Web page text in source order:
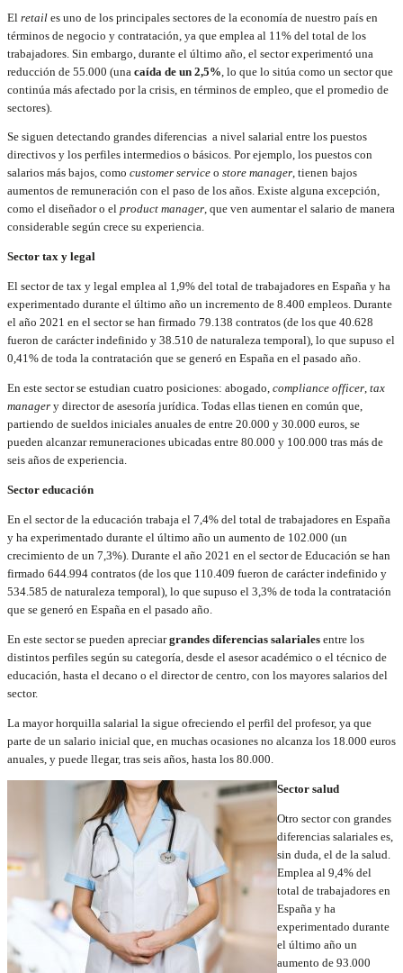
El retail es uno de los principales sectores de la economía de nuestro país en
términos de negocio y contratación, ya que emplea al 11% del total de los
trabajadores. Sin embargo, durante el último año, el sector experimentó una
reducción de 55.000 (una caída de un 2,5% , lo que lo sitúa como un sector que
continúa más afectado por la crisis, en términos de empleo, que el promedio de
sectores).
Se siguen detectando grandes diferencias a nivel salarial entre los puestos
directivos y los perfiles intermedios o básicos. Por ejemplo, los puestos con
salarios más bajos, como customer service o store manager, tienen bajos
aumentos de remuneración con el paso de los años. Existe alguna excepción,
como el diseñador o el product manager, que ven aumentar el salario de manera
considerable según crece su experiencia.
Sector tax y legal
El sector de tax y legal emplea al 1,9% del total de trabajadores en España y ha
experimentado durante el último año un incremento de 8.400 empleos. Durante
el año 2021 en el sector se han firmado 79.138 contratos (de los que 40.628
fueron de carácter indefinido y 38.510 de naturaleza temporal), lo que supuso el
0,41% de toda la contratación que se generó en España en el pasado año.
En este sector se estudian cuatro posiciones: abogado, compliance officer, tax
manager y director de asesoría jurídica. Todas ellas tienen en común que,
partiendo de sueldos iniciales anuales de entre 20.000 y 30.000 euros, se
pueden alcanzar remuneraciones ubicadas entre 80.000 y 100.000 tras más de
seis años de experiencia.
Sector educación
En el sector de la educación trabaja el 7,4% del total de trabajadores en España
y ha experimentado durante el último año un aumento de 102.000 (un
crecimiento de un 7,3%). Durante el año 2021 en el sector de Educación se han
firmado 644.994 contratos (de los que 110.409 fueron de carácter indefinido y
534.585 de naturaleza temporal), lo que supuso el 3,3% de toda la contratación
que se generó en España en el pasado año.
En este sector se pueden apreciargrandes diferencias salariales entre los
distintos perfiles según su categoría, desde el asesor académico o el técnico de
educación, hasta el decano o el director de centro, con los mayores salarios del
sector.
La mayor horquilla salarial la sigue ofreciendo el perfil del profesor, ya que
parte de un salario inicial que, en muchas ocasiones no alcanza los 18.000 euros
anuales, y puede llegar, tras seis años, hasta los 80.000.
Sector salud
Otro sector con grandes
diferencias salariales es,
sin duda, el de la salud.
Emplea al 9,4% del
total de trabajadores en
España y ha
experimentado durante
el último año un
aumento de 93.000